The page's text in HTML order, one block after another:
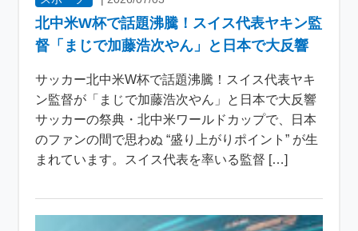
北中米W杯で話題沸騰！スイス代表ヤキン監
督「まじで加藤浩次やん」と日本で大反響
サッカー北中米W杯で話題沸騰！スイス代表ヤキ
ン監督が「まじで加藤浩次やん」と日本で大反響
サッカーの祭典・北中米ワールドカップで、日本
のファンの間で思わぬ “盛り上がりポイント” が生
まれています。スイス代表を率いる監督 […]